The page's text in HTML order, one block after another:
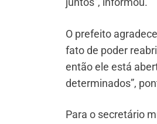
O prefeito
fato de poder
então ele está
determinados”,
Para o secretário